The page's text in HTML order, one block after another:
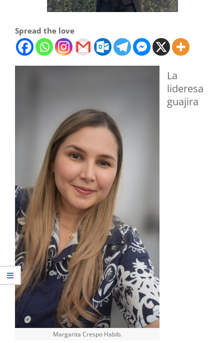
Spread the love
Margarita Crespo Habib.
La
lideresa
guajira